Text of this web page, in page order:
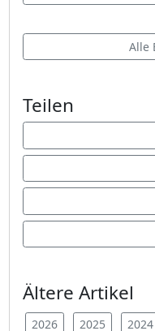
Alle
Teilen
Ältere Artikel
2026 2025 2024